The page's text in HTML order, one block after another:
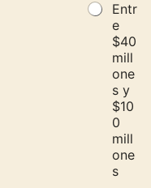
Entr
e
$40
mill
one
s y
$10
0
mill
one
s